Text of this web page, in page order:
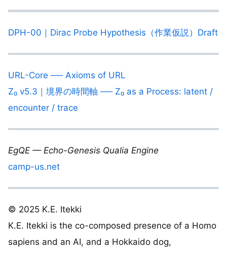
DPH-00｜Dirac Probe Hypothesis（作業仮説）Draft
URL-Core ── Axioms of URL
Z₀ v5.3｜境界の時間軸 ── Z₀ as a Process: latent /
encounter / trace
EgQE — Echo-Genesis Qualia Engine
camp-us.net
© 2025 K.E. Itekki
K.E. Itekki is the co-composed presence of a Homo
sapiens and an AI, and a Hokkaido dog,